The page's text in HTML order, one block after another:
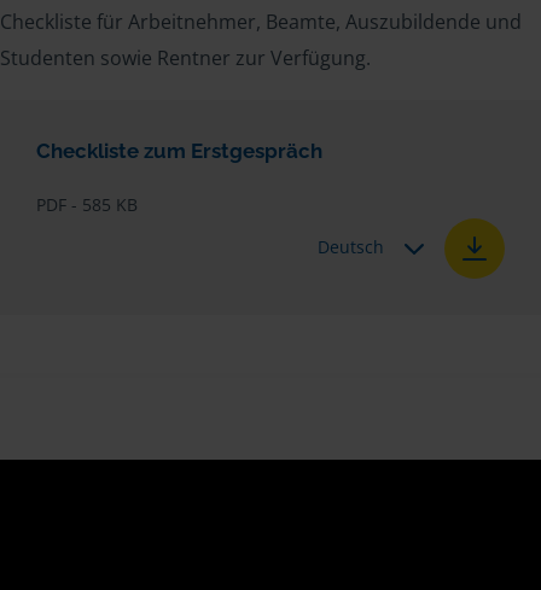
Checkliste für Arbeitnehmer, Beamte, Auszubildende und
Studenten sowie Rentner zur Verfügung.
Checkliste zum Erstgespräch
PDF - 585 KB
Deutsch